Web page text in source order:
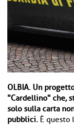
OLBIA. Un
"Cardellino" che,
solo sulla carta
pubblici. È questo